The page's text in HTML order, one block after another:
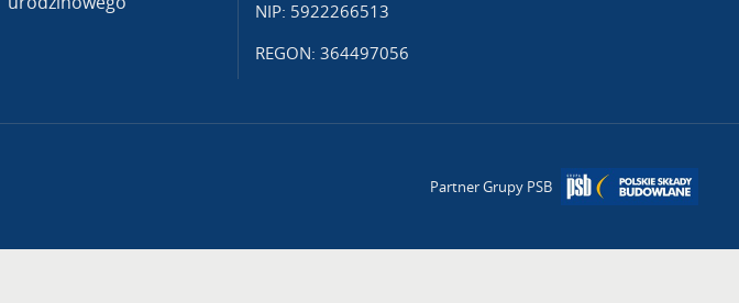
NIP: 5922266513
REGON: 364497056
Partner Grupy PSB